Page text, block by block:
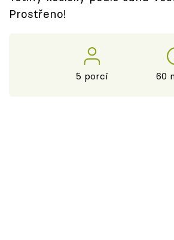
Sledujte prima+
Prostřeno!
5 porcí 60